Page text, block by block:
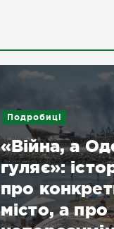
Подробиці
«Війна, а
гуляє»:
про
місто, а про